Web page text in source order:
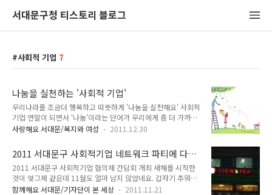
서대문구청 티스토리 블로그
사회적 기업 7
나눔을 실천하는 '사회적 기업'
우리나라를 조금더 행복하고 따뜻하게 '나눔을 실천해요' 사회적
기업 연말이 되면서 ‘나눔’이라는 단어가 우리에게 좀 더 가까이
다가온 것 같아요. 거리를 지나다 보면 쉽게 마주칠 수 있는 자선
에만 치중되는 것은 아닐까 하고 아쉬운 마음이 들 때도 있더라
고요. 그런데 이런 마음을 달래주는 훈훈한 이야기들이 오래 전
부터 우리 주변에 있어왔다고 하네요. 어떤 이야기냐고요? 오늘
은 Tong이 여러분께 ‘사회적 기업’에 대해 이야기해볼까 해요.
세상을 따뜻하게 만드는 것을 목적으로 하는 기업이 과연 존재할
사랑해요 서대문/복지와 여성 2011.12.30
2011 서대문구 사회적기업 네트워크 파티에 다녀
와서
2011 서대문구 사회적기업 협의체 간담회 개최 새해를 시작한
것이 엊그제 같은데 11월도 얼마 남지 않았네요. 갑자기 추워진
날씨에 정신이 번쩍 듭니다. 올해는 좋은 만남을 많이 가질 수 있
함께해요 서대문/기자단이 본 세상 2011.11.21